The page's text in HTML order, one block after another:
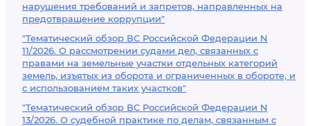
нарушения требований и запретов, направленных на
предотвращение коррупции"
"Тематический обзор ВС Российской Федерации N
11/2026. О рассмотрении судами дел, связанных с
правами на земельные участки отдельных категорий
земель, изъятых из оборота и ограниченных в обороте, и
с использованием таких участков"
"Тематический обзор ВС Российской Федерации N
13/2026. О судебной практике по делам, связанным с